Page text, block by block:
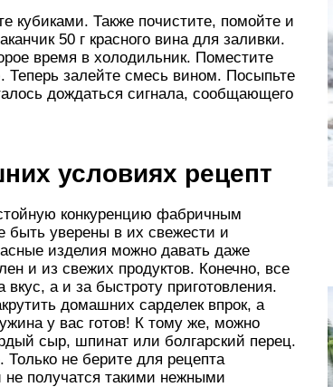
кубиками. Также почистите, помойте и
50 г красного вина для заливки.
время в холодильник. Поместите
Теперь залейте смесь вином. Посыпьте
дождаться сигнала, сообщающего
условиях рецепт
конкуренцию фабричным
быть уверены в их свежести и
изделия можно давать даже
и из свежих продуктов. Конечно, все
а и за быстроту приготовления.
домашних сарделек впрок, а
у вас готов! К тому же, можно
сыр, шпинат или болгарский перец.
не берите для рецепта
получатся такими нежными